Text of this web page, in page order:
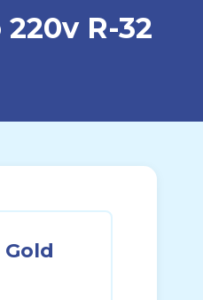
R-32